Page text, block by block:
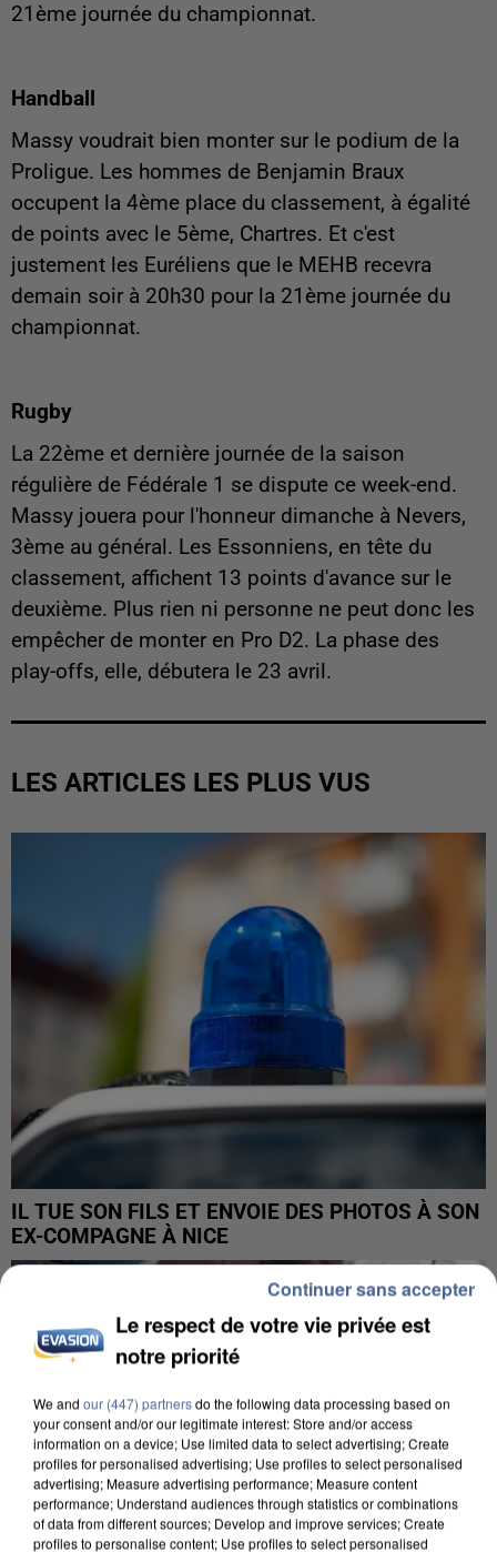
21ème journée du championnat.
Handball
Massy voudrait bien monter sur le podium de la
Proligue. Les hommes de Benjamin Braux
occupent la 4ème place du classement, à égalité
de points avec le 5ème, Chartres. Et c'est
justement les Euréliens que le MEHB recevra
demain soir à 20h30 pour la 21ème journée du
championnat.
Rugby
La 22ème et dernière journée de la saison
régulière de Fédérale 1 se dispute ce week-end.
Massy jouera pour l'honneur dimanche à Nevers,
3ème au général. Les Essonniens, en tête du
classement, affichent 13 points d'avance sur le
deuxième. Plus rien ni personne ne peut donc les
empêcher de monter en Pro D2. La phase des
play-offs, elle, débutera le 23 avril.
LES ARTICLES LES PLUS VUS
IL TUE SON FILS ET ENVOIE DES PHOTOS À SON
EX-COMPAGNE À NICE
Le respect de votre vie privée est
notre priorité
We and our (447) partnersdo the following data processing based on
your consent and/or our legitimate interest: Store and/or access
information on a device; Use limited data to select advertising; Create
profiles for personalised advertising; Use profiles to select personalised
advertising; Measure advertising performance; Measure content
performance; Understand audiences through statistics or combinations
of data from different sources; Develop and improve services; Create
profiles to personalise content; Use profiles to select personalised
Continuer sans accepter